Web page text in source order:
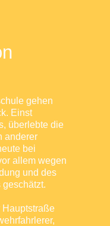
gehen
Einst
überlebte die
anderer
bei
allem wegen
und des
Hauptstraße